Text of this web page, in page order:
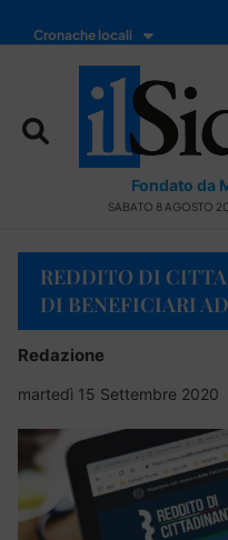
Cronache locali
Fondato da
SABATO 8 AGOSTO
REDDITO DI
DI BENEFICIARI
Redazione
martedì 15 Settembre 2020